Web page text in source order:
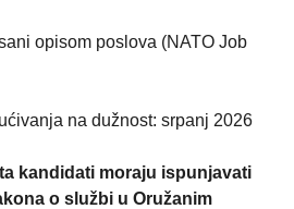
opisom poslova (NATO Job
na dužnost: srpanj 2026
kandidati moraju ispunjavati
o službi u Oružanim